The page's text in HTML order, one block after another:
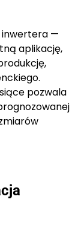
inwertera —
aplikację,
pozwala